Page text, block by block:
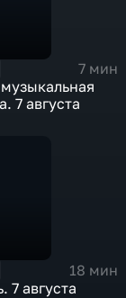
7 мин
7 августа
18 мин
7 августа